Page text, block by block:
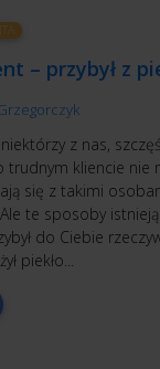
– przybył z
z nas,
kliencie nie
się z takimi
te sposoby
do Ciebie
piekło...